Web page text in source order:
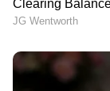
LATEST VIDEOS